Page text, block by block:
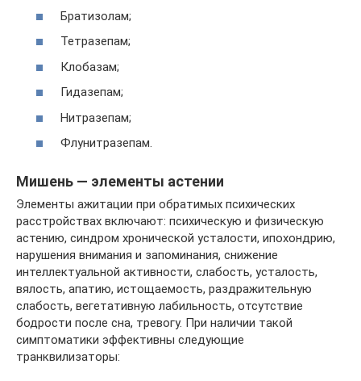
Братизолам;
Тетразепам;
Клобазам;
Гидазепам;
Нитразепам;
Флунитразепам.
Мишень — элементы астении
Элементы ажитации при обратимых психических
расстройствах включают: психическую и физическую
астению, синдром хронической усталости, ипохондрию,
нарушения внимания и запоминания, снижение
интеллектуальной активности, слабость, усталость,
вялость, апатию, истощаемость, раздражительную
слабость, вегетативную лабильность, отсутствие
бодрости после сна, тревогу. При наличии такой
симптоматики эффективны следующие
транквилизаторы: